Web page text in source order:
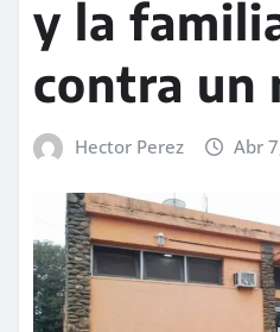
y la
contra un
Hector Perez Abr